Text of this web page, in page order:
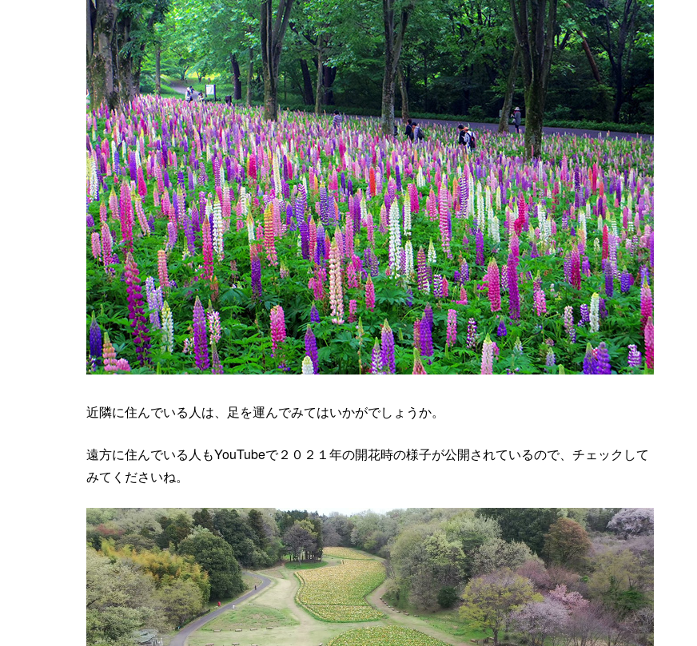
近隣に住んでいる人は、足を運んでみてはいかがでしょうか。
遠方に住んでいる人もYouTubeで２０２１年の開花時の様子が公開されているので、チェックして
みてくださいね。